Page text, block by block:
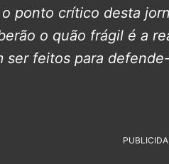
ponto crítico desta
o quão frágil é a
ser feitos para